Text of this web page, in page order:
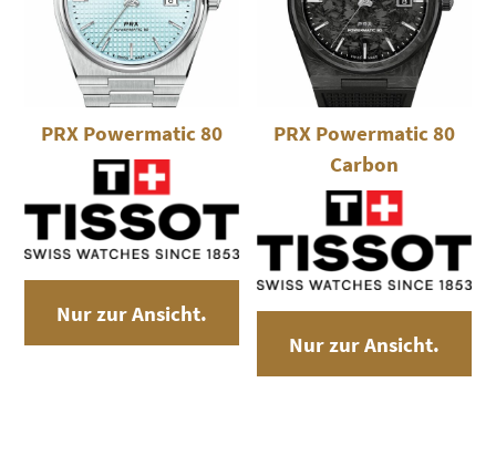
PRX Powermatic 80
Nur zur Ansicht.
PRX Powermatic 80
Carbon
Nur zur Ansicht.